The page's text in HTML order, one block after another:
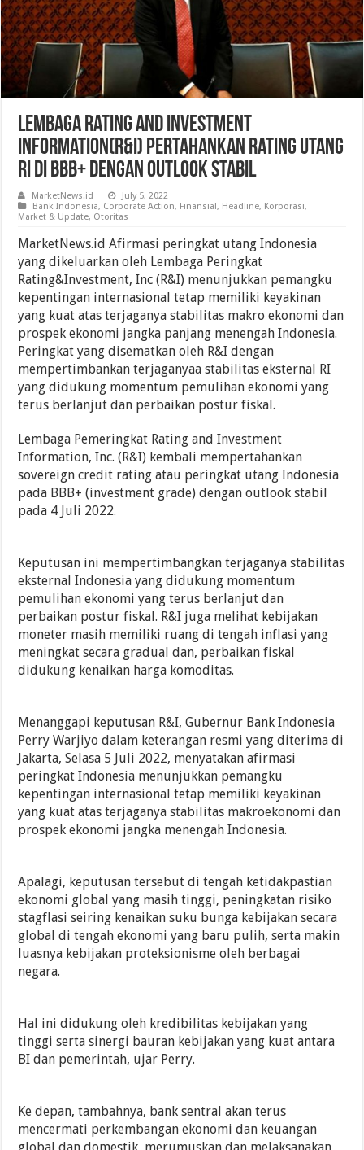
Lembaga Rating and Investment
Information(R&I) Pertahankan Rating Utang
RI Di BBB+ Dengan Outlook Stabil
MarketNews.id
July 5, 2022
Bank Indonesia, Corporate Action, Finansial, Headline, Korporasi,
Market & Update, Otoritas
MarketNews.id Afirmasi peringkat utang Indonesia
yang dikeluarkan oleh Lembaga Peringkat
Rating&Investment, Inc (R&I) menunjukkan pemangku
kepentingan internasional tetap memiliki keyakinan
yang kuat atas terjaganya stabilitas makro ekonomi dan
prospek ekonomi jangka panjang menengah Indonesia.
Peringkat yang disematkan oleh R&I dengan
mempertimbankan terjaganyaa stabilitas eksternal RI
yang didukung momentum pemulihan ekonomi yang
terus berlanjut dan perbaikan postur fiskal.
Lembaga Pemeringkat Rating and Investment
Information, Inc. (R&I) kembali mempertahankan
sovereign credit rating atau peringkat utang Indonesia
pada BBB+ (investment grade) dengan outlook stabil
pada 4 Juli 2022.
Keputusan ini mempertimbangkan terjaganya stabilitas
eksternal Indonesia yang didukung momentum
pemulihan ekonomi yang terus berlanjut dan
perbaikan postur fiskal. R&I juga melihat kebijakan
moneter masih memiliki ruang di tengah inflasi yang
meningkat secara gradual dan, perbaikan fiskal
didukung kenaikan harga komoditas.
Menanggapi keputusan R&I, Gubernur Bank Indonesia
Perry Warjiyo dalam keterangan resmi yang diterima di
Jakarta, Selasa 5 Juli 2022, menyatakan afirmasi
peringkat Indonesia menunjukkan pemangku
kepentingan internasional tetap memiliki keyakinan
yang kuat atas terjaganya stabilitas makroekonomi dan
prospek ekonomi jangka menengah Indonesia.
Apalagi, keputusan tersebut di tengah ketidakpastian
ekonomi global yang masih tinggi, peningkatan risiko
stagflasi seiring kenaikan suku bunga kebijakan secara
global di tengah ekonomi yang baru pulih, serta makin
luasnya kebijakan proteksionisme oleh berbagai
negara.
Hal ini didukung oleh kredibilitas kebijakan yang
tinggi serta sinergi bauran kebijakan yang kuat antara
BI dan pemerintah, ujar Perry.
Ke depan, tambahnya, bank sentral akan terus
mencermati perkembangan ekonomi dan keuangan